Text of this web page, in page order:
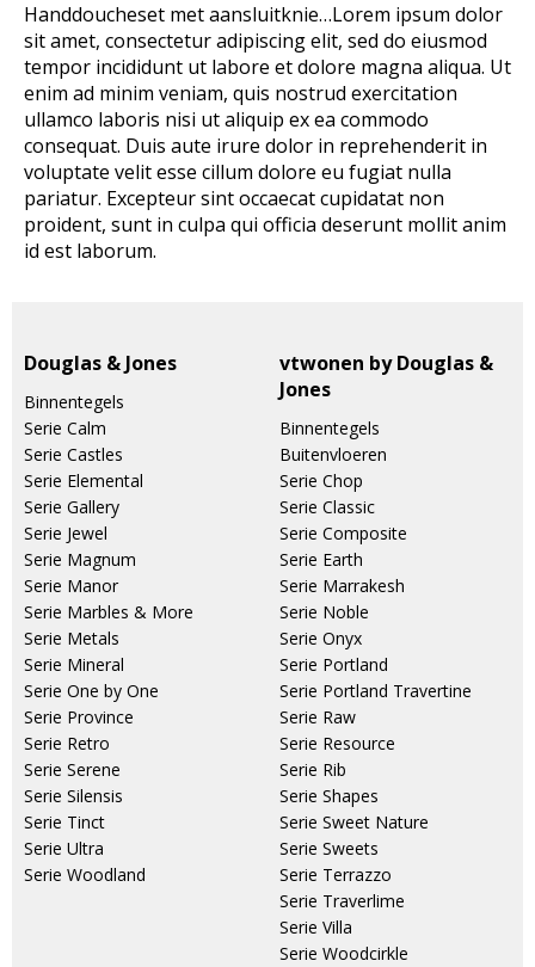
Handdoucheset met aansluitknie…Lorem ipsum dolor
sit amet, consectetur adipiscing elit, sed do eiusmod
tempor incididunt ut labore et dolore magna aliqua. Ut
enim ad minim veniam, quis nostrud exercitation
ullamco laboris nisi ut aliquip ex ea commodo
consequat. Duis aute irure dolor in reprehenderit in
voluptate velit esse cillum dolore eu fugiat nulla
pariatur. Excepteur sint occaecat cupidatat non
proident, sunt in culpa qui officia deserunt mollit anim
id est laborum.
Douglas & Jones
Binnentegels
Serie Calm
Serie Castles
Serie Elemental
Serie Gallery
Serie Jewel
Serie Magnum
Serie Manor
Serie Marbles & More
Serie Metals
Serie Mineral
Serie One by One
Serie Province
Serie Retro
Serie Serene
Serie Silensis
Serie Tinct
Serie Ultra
Serie Woodland
vtwonen by Douglas &
Jones
Binnentegels
Buitenvloeren
Serie Chop
Serie Classic
Serie Composite
Serie Earth
Serie Marrakesh
Serie Noble
Serie Onyx
Serie Portland
Serie Portland Travertine
Serie Raw
Serie Resource
Serie Rib
Serie Shapes
Serie Sweet Nature
Serie Sweets
Serie Terrazzo
Serie Traverlime
Serie Villa
Serie Woodcirkle